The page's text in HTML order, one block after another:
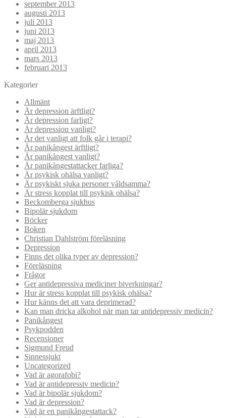
september 2013
augusti 2013
juli 2013
juni 2013
maj 2013
april 2013
mars 2013
februari 2013
Kategorier
Allmänt
Är depression ärftligt?
Är depression farligt?
Är depression vanligt?
Är det vanligt att folk går i terapi?
Är panikångest ärftligt?
Är panikångest vanligt?
Är panikångestattacker farliga?
Är psykisk ohälsa vanligt?
Är psykiskt sjuka personer våldsamma?
Är stress kopplat till psykisk ohälsa?
Beckomberga sjukhus
Bipolär sjukdom
Böcker
Boken
Christian Dahlström föreläsning
Depression
Finns det olika typer av depression?
Föreläsning
Frågor
Ger antidepressiva mediciner biverkningar?
Hur är stress kopplat till psykisk ohälsa?
Hur känns det att vara deprimerad?
Kan man dricka alkohol när man tar antidepressiv medicin?
Panikångest
Psykpodden
Recensioner
Sigmund Freud
Sinnessjukt
Uncategorized
Vad är agorafobi?
Vad är antidepressiv medicin?
Vad är bipolär sjukdom?
Vad är depression?
Vad är en panikångestattack?